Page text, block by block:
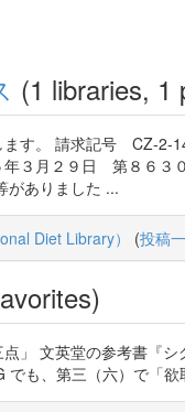
(1 libraries, 1
ます。 請求記号
年３月２９日 第８６
がありました ...
Diet Library） (投稿
」 文英堂の参考書『
も、第三（六）で「